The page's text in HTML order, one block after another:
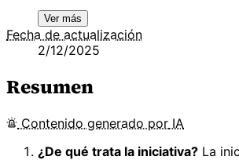
Ver más
Fecha de actualización
2/12/2025
Resumen
Contenido generado por IA
¿De qué trata la iniciativa? La